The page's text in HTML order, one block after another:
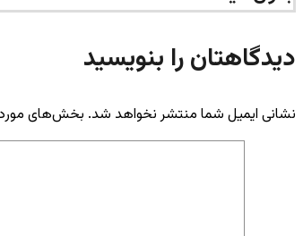
دیدگاهتان را بنویسید
نشانی ایمیل شما منتشر نخواهد شد. بخش‌های